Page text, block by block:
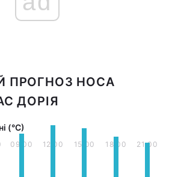
ПРОГНОЗ НОСА
ДОРІЯ
(°С)
09:00 12:00 15:00 18:00 21:00